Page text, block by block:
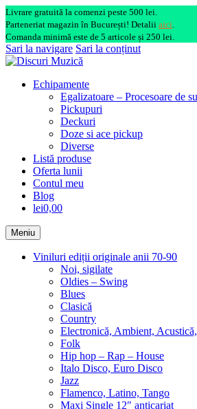
Livrare gratuită la comenzi peste 500 lei.
Parteneriat magazin în București! Detalii aici.
Comanda minimă este de 5 articole și 250 lei.
Sari la navigare Sari la conținut
Echipamente
Egalizatoare – Procesoare de
Pickupuri
Deckuri
Doze si ace pickup
Diverse
Listă produse
Oferta lunii
Contul meu
Blog
lei0,00
Meniu
Viniluri ediții originale anii 70-90
Noi, sigilate
Oldies – Swing
Blues
Clasică
Country
Electronică, Ambient,
Folk
Hip hop – Rap – House
Italo Disco, Euro Disco
Jazz
Flamenco, Latino, Tango
Maxi Single 12″ anticariat